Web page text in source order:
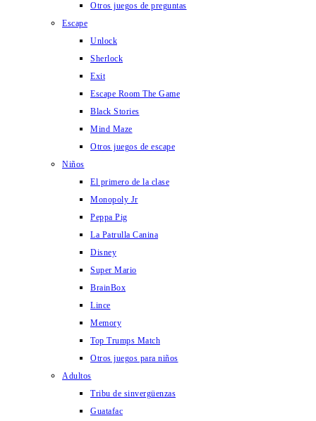
Otros juegos de preguntas
Escape
Unlock
Sherlock
Exit
Escape Room The Game
Black Stories
Mind Maze
Otros juegos de escape
Niños
El primero de la clase
Monopoly Jr
Peppa Pig
La Patrulla Canina
Disney
Super Mario
BrainBox
Lince
Memory
Top Trumps Match
Otros juegos para niños
Adultos
Tribu de sinvergüenzas
Guatafac